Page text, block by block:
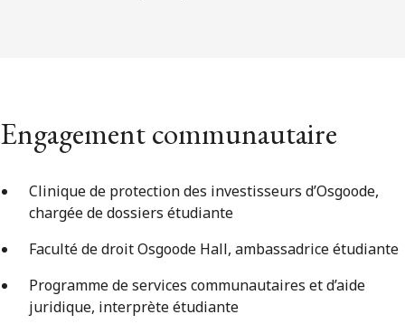
Engagement communautaire
Clinique de protection des investisseurs d’Osgoode,
chargée de dossiers étudiante
Faculté de droit Osgoode Hall, ambassadrice étudiante
Programme de services communautaires et d’aide
juridique, interprète étudiante